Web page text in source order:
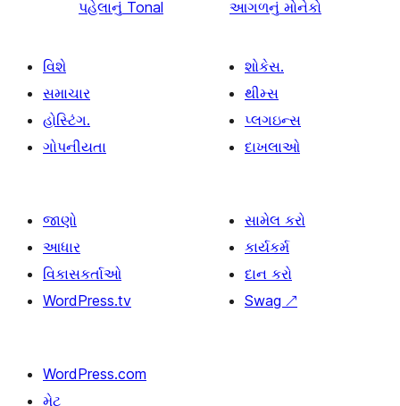
પહેલાનું Tonal આગળનું મોનેકો
વિશે
સમાચાર
હોસ્ટિંગ.
ગોપનીયતા
શોકેસ.
થીમ્સ
પ્લગઇન્સ
દાખલાઓ
જાણો
આધાર
વિકાસકર્તાઓ
WordPress.tv
સામેલ કરો
કાર્યકર્મ
દાન કરો
Swag ↗
WordPress.com
મેટ